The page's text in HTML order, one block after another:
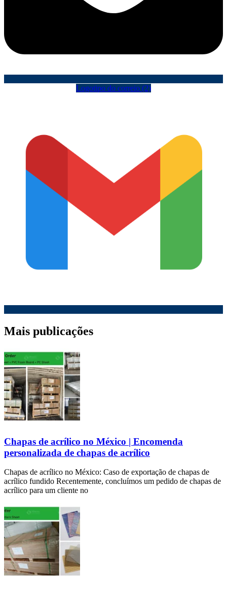
Logotipo do correio (2)
Mais publicações
Chapas de acrílico no México | Encomenda
personalizada de chapas de acrílico
Chapas de acrílico no México: Caso de exportação de chapas de
acrílico fundido Recentemente, concluímos um pedido de chapas de
acrílico para um cliente no